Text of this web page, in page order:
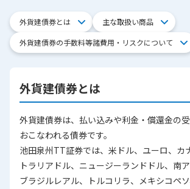
外貨建債券とは
主な取扱い商品
外貨建債券の手数料等諸費用・リスクについて
外貨建債券とは
外貨建債券は、払い込みや利金・償還金の
おこなわれる債券です。
池田泉州TT証券では、米ドル、ユーロ、カ
トラリアドル、ニュージーランドドル、南ア
ブラジルレアル、トルコリラ、メキシコペ